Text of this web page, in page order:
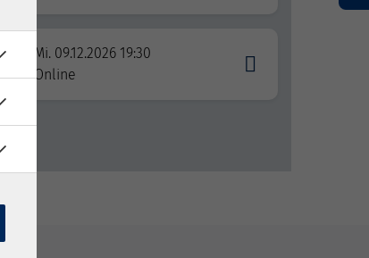
Mi. 09.12.2026 19:30
Online